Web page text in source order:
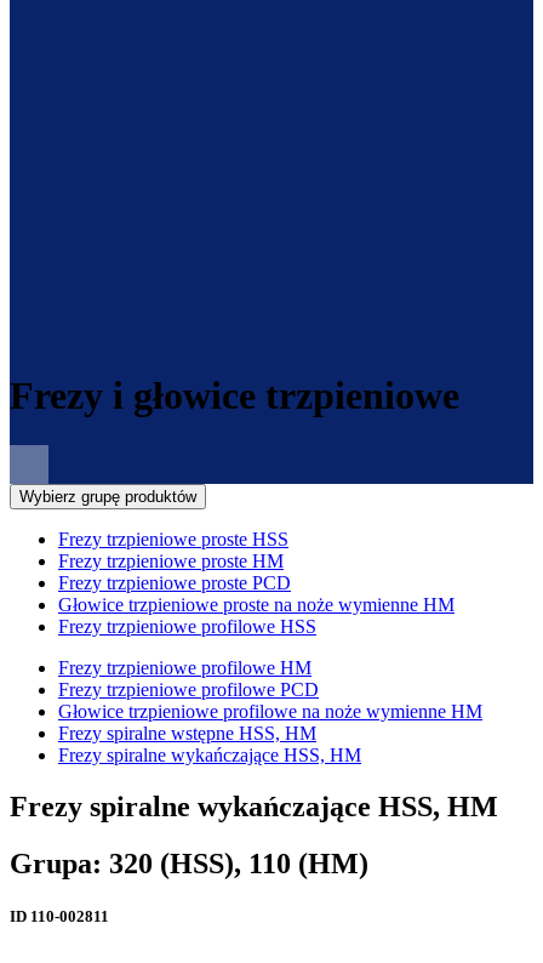
Frezy i głowice trzpieniowe
Wybierz grupę produktów
Frezy trzpieniowe proste HSS
Frezy trzpieniowe proste HM
Frezy trzpieniowe proste PCD
Głowice trzpieniowe proste na noże wymienne HM
Frezy trzpieniowe profilowe HSS
Frezy trzpieniowe profilowe HM
Frezy trzpieniowe profilowe PCD
Głowice trzpieniowe profilowe na noże wymienne HM
Frezy spiralne wstępne HSS, HM
Frezy spiralne wykańczające HSS, HM
Frezy spiralne wykańczające HSS, HM
Grupa: 320 (HSS), 110 (HM)
ID 110-002811